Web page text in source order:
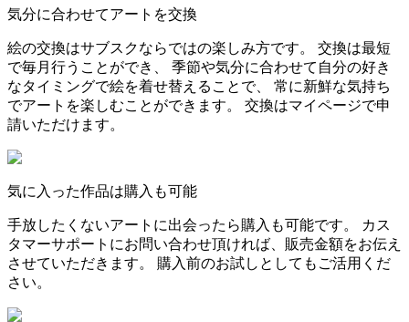
気分に合わせてアートを交換
絵の交換はサブスクならではの楽しみ方です。 交換は最短
で毎月行うことができ、 季節や気分に合わせて自分の好き
なタイミングで絵を着せ替えることで、 常に新鮮な気持ち
でアートを楽しむことができます。 交換はマイページで申
請いただけます。
気に入った作品は購入も可能
手放したくないアートに出会ったら購入も可能です。 カス
タマーサポートにお問い合わせ頂ければ、販売金額をお伝え
させていただきます。 購入前のお試しとしてもご活用くだ
さい。